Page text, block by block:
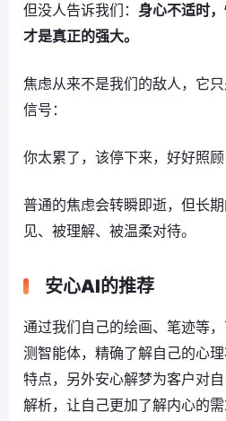
但没人告诉我们： 身心不适时
才是真正的强大。
焦虑从来不是我们的敌人，它
信号：
你太累了，该停下来，好好照顾
普通的焦虑会转瞬即逝，但长
见、被理解、被温柔对待。
安心AI的推荐
通过我们自己的绘画、笔迹等
测智能体，精确了解自己的心
特点，另外安心解梦为客户对
解析，让自己更加了解内心的